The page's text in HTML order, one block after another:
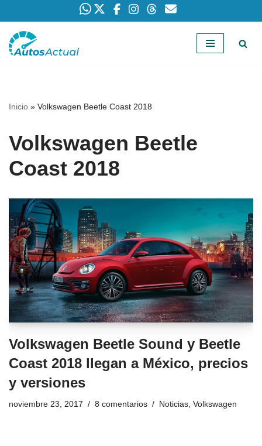
Saltar
Inicio » Volkswagen Beetle Coast 2018
Volkswagen Beetle
Coast 2018
Volkswagen Beetle Sound y Beetle
Coast 2018 llegan a México, precios
y versiones
noviembre 23, 2017 8 comentarios Noticias, Volkswagen